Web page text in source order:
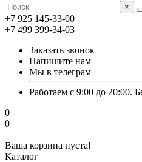
×
+7 925 145-33-00
+7 499 399-34-03
Заказать звонок
Напишите нам
Мы в телеграм
Работаем с 9:00 до 20:00.
0
0
Ваша корзина пуста!
Каталог